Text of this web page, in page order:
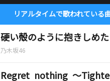
リアルタイムで歌われている
硬い殻のように抱きしめ
乃木坂46
Regret nothing ～